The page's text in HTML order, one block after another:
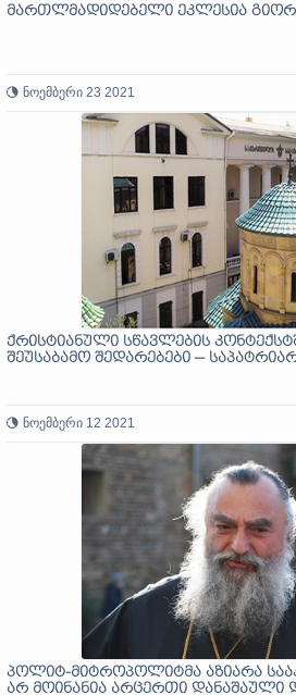
მართლმადიდებელი ეკლესია
ნოემბერი 23 2021
ქრისტიანული სწავლების
შეუსაბამო შედარებები —
ნოემბერი 12 2021
პოლიტ-მიტროპოლიტმა აზიარა
არ მოინანია არცერთი დანაშაული